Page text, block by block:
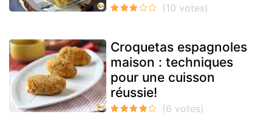
Croquetas espagnoles
maison : techniques
pour une cuisson
réussie!